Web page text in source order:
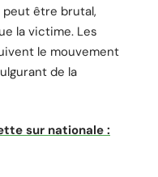
peut être brutal,
la victime. Les
le mouvement
de la
sur nationale :